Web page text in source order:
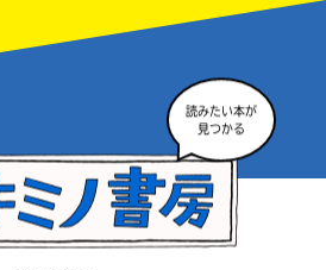
読みたい本が
見つかる